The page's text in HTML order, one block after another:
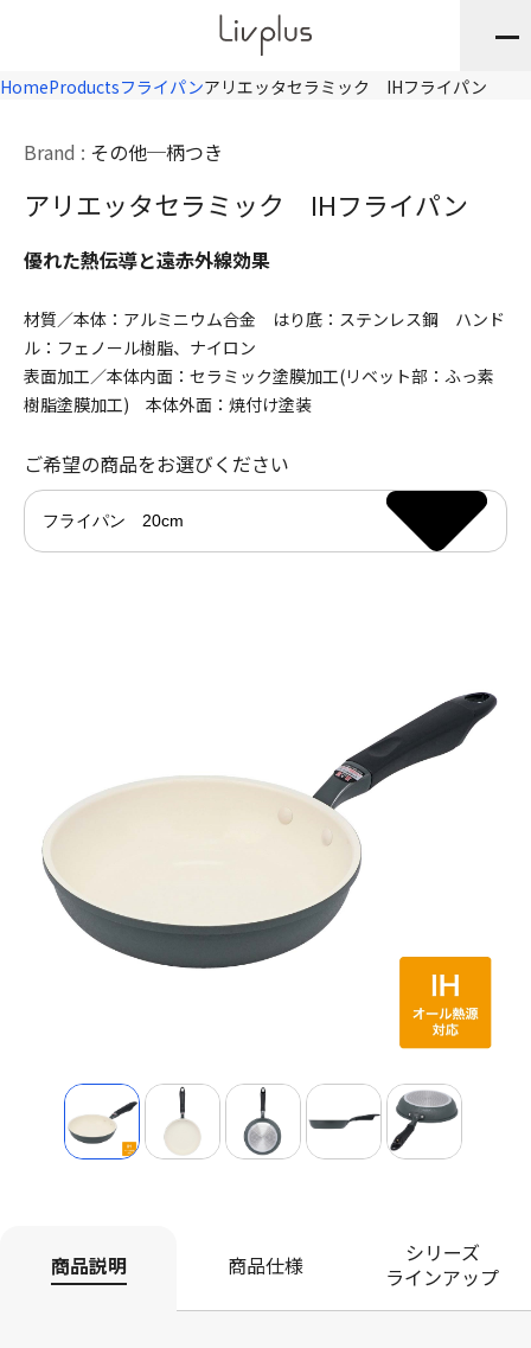
HomeProductsフライパンアリエッタセラミック IHフライパン
Brand : その他 柄つき
アリエッタセラミック IHフライパン
優れた熱伝導と遠赤外線効果
材質／本体：アルミニウム合金 はり底：ステンレス鋼 ハンド
ル：フェノール樹脂、ナイロン
表面加工／本体内面：セラミック塗膜加工(リベット部：ふっ素
樹脂塗膜加工) 本体外面：焼付け塗装
ご希望の商品をお選びください
商品説明 商品仕様
シリーズ
ラインアップ